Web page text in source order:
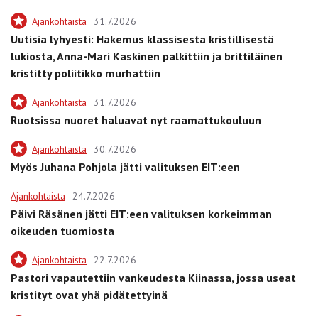
Ajankohtaista 31.7.2026
Uutisia lyhyesti: Hakemus klassisesta kristillisestä
lukiosta, Anna-Mari Kaskinen palkittiin ja brittiläinen
kristitty poliitikko murhattiin
Ajankohtaista 31.7.2026
Ruotsissa nuoret haluavat nyt raamattukouluun
Ajankohtaista 30.7.2026
Myös Juhana Pohjola jätti valituksen EIT:een
Ajankohtaista 24.7.2026
Päivi Räsänen jätti EIT:een valituksen korkeimman
oikeuden tuomiosta
Ajankohtaista 22.7.2026
Pastori vapautettiin vankeudesta Kiinassa, jossa useat
kristityt ovat yhä pidätettyinä